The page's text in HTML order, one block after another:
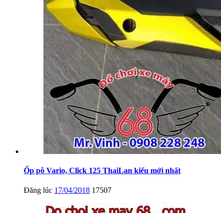
Ốp pô Vario, Click 125 ThaiLan kiểu mới nhất
Đăng lúc 17/04/2018 17507